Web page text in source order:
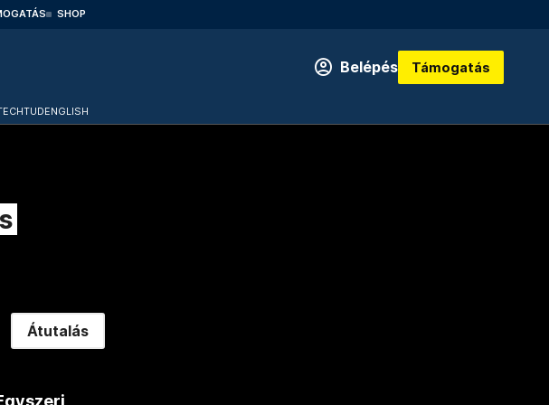
SHOP
Belépés Támogatás
ENGLISH
Átutalás